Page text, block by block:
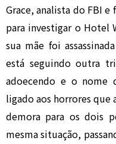
Grace, analista do FBI e
para investigar o Hotel
sua mãe foi
está seguindo outra
adoecendo e o nome
ligado aos horrores que
demora para os dois
mesma situação,